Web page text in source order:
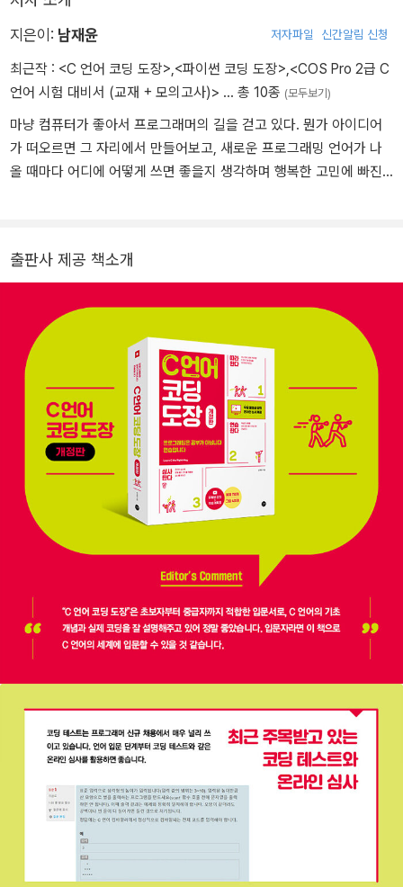
전기 전자 기술이 컴퓨터 하드웨어를 고성능으로 발전시켰지만, 사실
컴퓨터의 발전은 소프트웨어의 발전이라 할 수 있습니다. 게임도 알
은 소프트웨어죠.
이렇게 발전한 소프트웨어에는 프로그래밍 언어가 큰 역할을 했습니
다. 아주 초창기에는 사람이 직접 전선을 연결해서 원하는 계산을 하
기도 했고, 한동안 기계어나 어셈블리를 입력하여 개발하기도 했습니
다. 개발하기도 어렵고, 불편한 데다가 기간도 오래 걸렸습니다.
개발되었습니다. 이후 수많은 프로그래밍 언어가 나오면서 소프트웨
어 시대를 열었습니다.
현재 우리가 컴퓨터로 접하는 화려한 그래픽의 게임, 인터넷을 둘러
보는 웹 브라우저, 스마트폰의 앱은 모두 소프트웨어입니다. 자판기,
지하철 전광판, 자동차 엔진, 엘리베이터, 신호등도 눈에 보이지 않지
만, 모두 소프트웨어입니다. 일상생활이 소프트웨어로 시작해서 소프
트웨어로 끝난다고 해도 과언이 아닙니다.
시대가 시대인 만큼 소프트웨어는 더욱 많이 사용될 것이고 직업으로
서도 전망이 밝다고 생각합니다.
우리는 여기서 C 언어를 배우고자 합니다. C 언어는 프로그래밍의 기
본이라 알려져 있지만, 배우기는 쉽지가 않습니다. 언어 자체는 간단
하지만, 컴퓨터의 구조와 운영체제의 동작까지 익혀야 원활하게 사용
할 수 있기 때문입니다.
제가 C 언어를 처음 배울 때를 생각해보면 여러 가지 어려움이 많았
습니다. 포인터가 이해되지 않아서 쩔쩔매기도 했고, 자료형 변환이
이해되지 않아서 그냥 문법만 외워서 쓰기도 했습니다. 그래서 이 책
을 쓰면서 어떻게 하면 좀 더 쉽게 C 언어를 배울 수 있을까 고민을
많이 했습니다.
C 언어의 문법과 사용 방법을 설명하면서 어려운 컴퓨터 구조나 운영
체제 부분은 최소한으로 줄이고 필요한 부분에만 집중했습니다. 좀
더 깊고 자세한 설명은 참고와 Q&A를 통해서 익힐 수 있게 구성했습
프로그래밍 언어는 단순히 공부만 해서 되는 것이 아니라 연습을 하
면서 자연스럽게 원리를 익히는 것이 중요합니다. 이 책에서는 직접
타이핑하면서 연습할 수 있도록 코딩 도장 웹 사이트를 제공합니다.
코딩 도장의 심사 문제를 통해 스스로 생각하며 풀어보는 과정이 프
로그래밍에 대한 이해를 깊게 해줄 것입니다.
지은이: 남재윤 저자파일 신간알림 신청
최근작 : <C 언어 코딩 도장> <파이썬 코딩 도장> <COS Pro 2급 C
언어 시험 대비서 (교재 + 모의고사)> … 총 10종 (모두보기)
마냥 컴퓨터가 좋아서 프로그래머의 길을 걷고 있다. 뭔가 아이디어
가 떠오르면 그 자리에서 만들어보고, 새로운 프로그래밍 언어가 나
올 때마다 어디에 어떻게 쓰면 좋을지 생각하며 행복한 고민에 빠진
출판사 제공 책소개